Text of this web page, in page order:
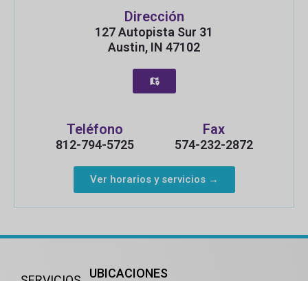
Dirección
127 Autopista Sur 31
Austin, IN 47102
Teléfono
812-794-5725
Fax
574-232-2872
Ver horarios y servicios →
UBICACIONES